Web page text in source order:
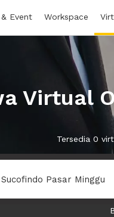
Event Workspace
Virtual
Tersedia 0